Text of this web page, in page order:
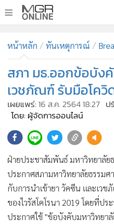
ทันเหตุการณ์
• ภาคใต้
ภูมิภาค
Online Section
บันเทิง
• ผู้จัดการรายวัน
• คอลัมนิสต์
• ละคร
• CbizReview
• Cyber BIZ
• ผู้จัดกวน
• Good health & Well-being
หน้าหลัก ทันเหตุการณ์
สภา มธ.ออกข้อบัง
เวชภัณฑ์ รับมือโควิ
เผยแพร่: 16 ส.ค. 2564 18:27 ป
โดย: ผู้จัดการออนไลน์
ฝ่ายประชาสัมพันธ์ มหาวิทยาลัย
ประกาศสภามหาวิทยาลัยธรรมศ
กับการนำเข้ายา วัคซีน และเว
ของไวรัสโคโรนา 2019 โดยที่ป
ประกาศใช้ "ข้อบังคับมหาวิทยาลั